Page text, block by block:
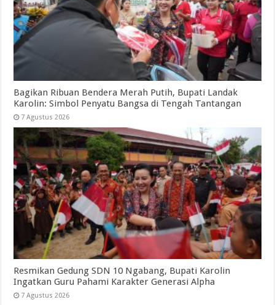
Bagikan Ribuan Bendera Merah Putih, Bupati Landak
Karolin: Simbol Penyatu Bangsa di Tengah Tantangan
7 Agustus 2026
Resmikan Gedung SDN 10 Ngabang, Bupati Karolin
Ingatkan Guru Pahami Karakter Generasi Alpha
7 Agustus 2026